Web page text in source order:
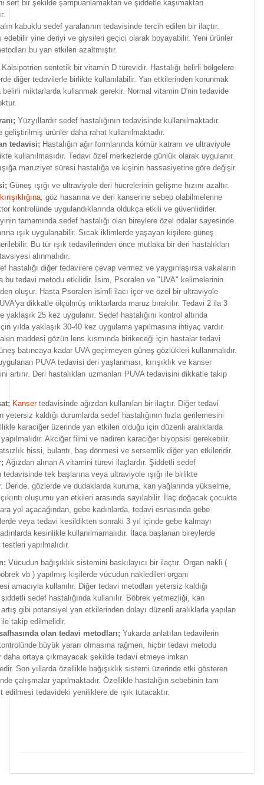
sert bir şekilde şampuanlamaktan ve şiddetle kaşımaktan
kabuklu sedef yaralarının tedavisinde tercih edilen bir ilaçtır.
edebilir yine deriyi ve giysileri geçici olarak boyayabilir. Yeni ürünler
bu yan etkileri azaltmıştır.
Kalsipotrien sentetik bir vitamin D türevidir. Hastalığı belirli bölgelere
diğer tedavilerle birlikte kullanılabilir. Yan etkilerinden korunmak
belirli miktarlarda kullanmak gerekir. Normal vitamin D'nin tedavide
Yüzyıllardır sedef hastalığının tedavisinde kullanılmaktadır.
geliştirilmiş ürünler daha rahat kullanılmaktadır.
tedavisi; Hastalığın ağır formlarında kömür katranı ve ultraviyole
kullanılmasıdır. Tedavi özel merkezlerde günlük olarak uygulanır.
maruziyet süresi hastalığa ve kişinin hassasiyetine göre değişir.
Güneş ışığı ve ultraviyole deri hücrelerinin gelişme hızını azaltır.
, göz hasarına ve deri kanserine sebep olabilmelerine
kontrolünde uygulandıklarında oldukça etkili ve güvenlidirler.
tamamında sedef hastalığı olan bireylere özel odalar sayesinde
ışık uygulanabilir. Sıcak iklimlerde yaşayan kişilere güneş
Bu tür ışık tedavilerinden önce mutlaka bir deri hastalıkları
alınmalıdır.
hastalığı diğer tedavilere cevap vermez ve yaygınlaşırsa vakaların
bu tedavi metodu etkilidir. İsim, Psoralen ve "UVA" kelimelerinin
oluşur. Hasta Psoralen isimli ilacı içer ve özel bir ultraviyole
dikkatle ölçülmüş miktarlarda maruz bırakılır. Tedavi 2 ila 3
yaklaşık 25 kez uygulanır. Sedef hastalığını kontrol altında
yılda yaklaşık 30-40 kez uygulama yapılmasına ihtiyaç vardır.
maddesi gözün lens kısmında birikeceği için hastalar tedavi
batıncaya kadar UVA geçirmeyen güneş gözlükleri kullanmalıdır.
PUVA tedavisi deri yaşlanması, kırışıklık ve kanser
artırır. Deri hastalıkları uzmanları PUVA tedavisini dikkatle takip
Kansertedavisinde ağızdan kullanılan bir ilaçtır. Diğer tedavi
yetersiz kaldığı durumlarda sedef hastalığının hızla gerilemesini
karaciğer üzerinde yan etkileri olduğu için düzenli aralıklarda
Akciğer filmi ve nadiren karaciğer biyopsisi gerekebilir.
hissi, bulantı, baş dönmesi ve sersemlik diğer yan etkileridir.
Ağızdan alınan A vitamini türevi ilaçlardır. Şiddetli sedef
tedavisinde tek başlarına veya ultraviyole ışığı ile birlikte
Deride, gözlerde ve dudaklarda kuruma, kan yağlarında yükselme,
oluşumu yan etkileri arasında sayılabilir. İlaç doğacak çocukta
yol açacağından, gebe kadınlarda, tedavi esnasında gebe
veya tedavi kesildikten sonraki 3 yıl içinde gebe kalmayı
kesinlikle kullanılmamalıdır. İlaca başlanan bireylerde
yapılmalıdır.
Vücudun bağışıklık sistemini baskılayıcı bir ilaçtır. Organ nakli (
vb ) yapılmış kişilerde vücudun nakledilen organı
amacıyla kullanılır. Diğer tedavi metodları yetersiz kaldığı
sedef hastalığında kullanılır. Böbrek yetmezliği, kan
artış gibi potansiyel yan etkilerinden dolayı düzenli aralıklarla yapılan
takip edilmelidir.
olan tedavi metodları; Yukarda anlatılan tedavilerin
büyük yararı olmasına rağmen, hiçbir tedavi metodu
daha ortaya çıkmayacak şekilde tedavi etmeye imkan
Son yıllarda özellikle bağışıklık sistemi üzerinde etki gösteren
çalışmalar yapılmaktadır. Özellikle hastalığın sebebinin tam
edilmesi tedavideki yeniliklere de ışık tutacaktır.